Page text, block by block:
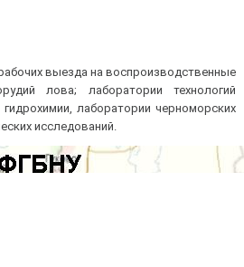
выезда на воспроизводственные
лова; лаборатории технологий
лаборатории черноморских
исследований.